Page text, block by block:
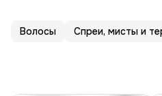
Волосы Спреи, мисты и